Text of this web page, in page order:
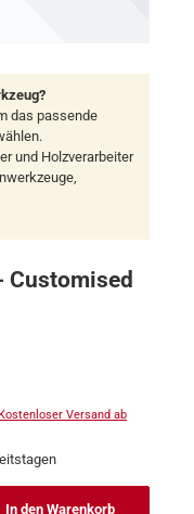
das passende
und Holzverarbeiter
Customised
Versand ab
In den Warenkorb